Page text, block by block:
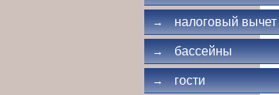
→ налоговый вычет
→ бассейны
→ гости